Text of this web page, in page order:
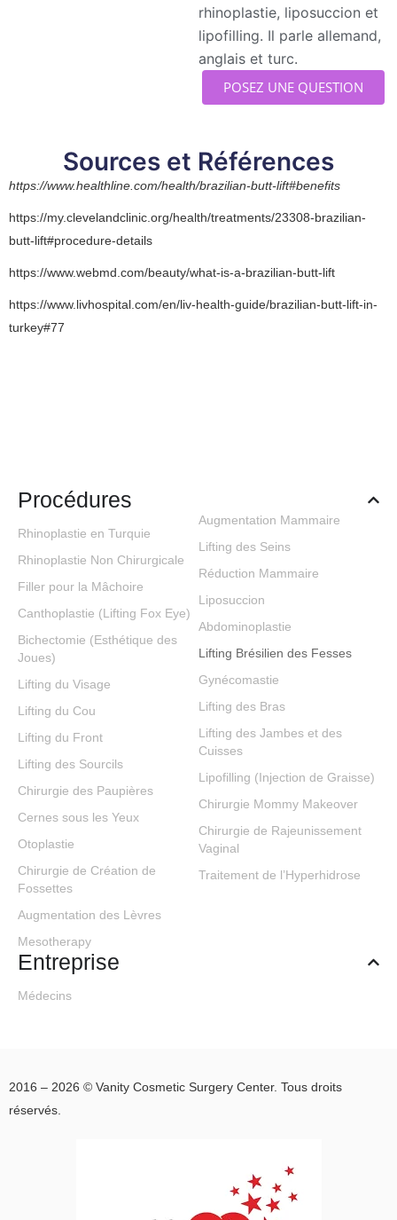
rhinoplastie, liposuccion et
lipofilling. Il parle allemand,
anglais et turc.
POSEZ UNE QUESTION
Sources et Références
https://www.healthline.com/health/brazilian-butt-lift#benefits
https://my.clevelandclinic.org/health/treatments/23308-brazilian-
butt-lift#procedure-details
https://www.webmd.com/beauty/what-is-a-brazilian-butt-lift
https://www.livhospital.com/en/liv-health-guide/brazilian-butt-lift-in-
turkey#77
Procédures
Rhinoplastie en Turquie
Rhinoplastie Non Chirurgicale
Filler pour la Mâchoire
Canthoplastie (Lifting Fox Eye)
Bichectomie (Esthétique des
Joues)
Lifting du Visage
Lifting du Cou
Lifting du Front
Lifting des Sourcils
Chirurgie des Paupières
Cernes sous les Yeux
Otoplastie
Chirurgie de Création de
Fossettes
Augmentation des Lèvres
Mesotherapy
Augmentation Mammaire
Lifting des Seins
Réduction Mammaire
Liposuccion
Abdominoplastie
Lifting Brésilien des Fesses
Gynécomastie
Lifting des Bras
Lifting des Jambes et des
Cuisses
Lipofilling (Injection de Graisse)
Chirurgie Mommy Makeover
Chirurgie de Rajeunissement
Vaginal
Traitement de l’Hyperhidrose
Entreprise
Médecins
2016 – 2026 © Vanity Cosmetic Surgery Center. Tous droits
réservés.